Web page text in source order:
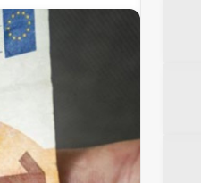
Klein
Groot
Kopieer link